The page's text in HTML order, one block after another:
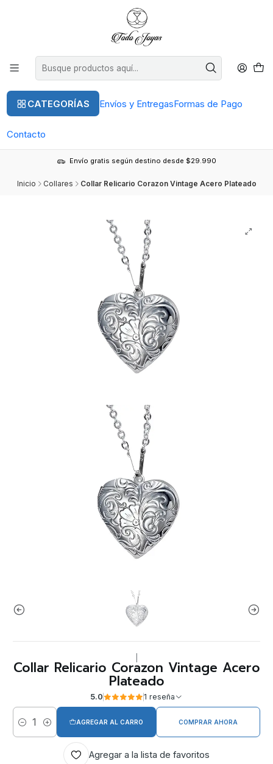
CATEGORÍAS Envíos y EntregasFormas de Pago
Contacto
Envío gratis según destino desde $29.990
Inicio Collares Collar Relicario Corazon Vintage Acero Plateado
Collar Relicario Corazon Vintage Acero
Plateado
5.0 1 reseña
Cantidad
AGREGAR AL CARRO COMPRAR AHORA
Agregar a la lista de favoritos